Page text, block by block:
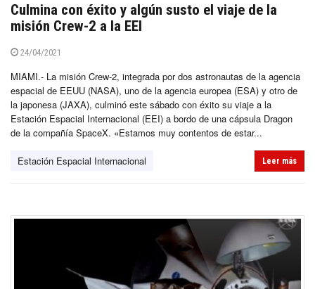
Culmina con éxito y algún susto el viaje de la
misión Crew-2 a la EEI
24/04/2021
MIAMI.- La misión Crew-2, integrada por dos astronautas de la agencia
espacial de EEUU (NASA), uno de la agencia europea (ESA) y otro de
la japonesa (JAXA), culminó este sábado con éxito su viaje a la
Estación Espacial Internacional (EEI) a bordo de una cápsula Dragon
de la compañía SpaceX. «Estamos muy contentos de estar...
Estación Espacial Internacional Leer más